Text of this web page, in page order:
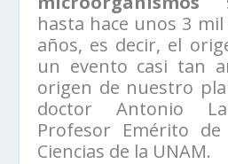
hasta hace unos 3
años, es decir, el
un evento casi tan
origen de nuestro
doctor Antonio
Profesor Emérito
Ciencias de la UNAM.